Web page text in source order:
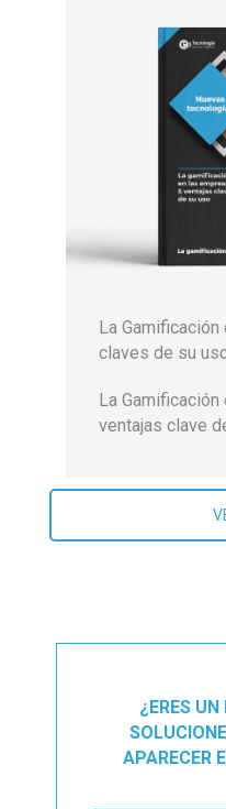
La
claves de su
La
ventajas clave
¿ERES UN
APARECER